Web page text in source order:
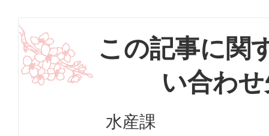
この記事に関
い合わ
水産課